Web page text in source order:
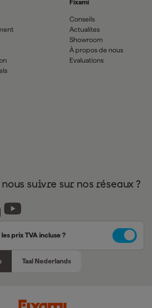
Fixami
Conseils
Actualites
Showroom
À propos de nous
Evaluations
suivre sur nos réseaux ?
prix TVA incluse ?
Taal Nederlands